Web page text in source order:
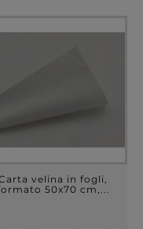
velina in fogli,
50x70 cm,...